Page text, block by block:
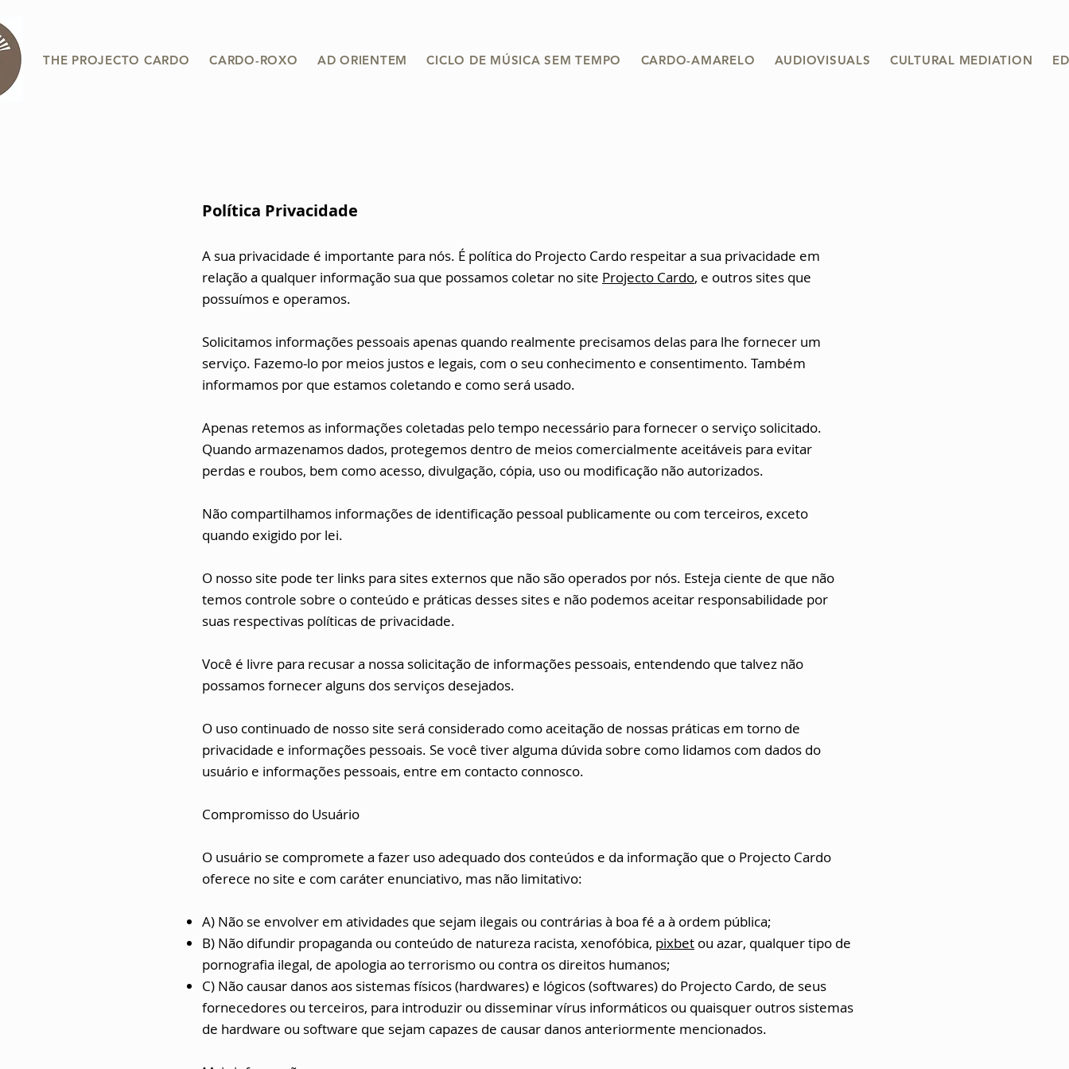
THE PROJECTO CARDO CARDO-ROXO AD ORIENTEM CICLO DE MÚSICA SEM TEMPO CARDO-AMARELO AUDIOVISUALS CULTURAL MEDIATION
Política Privacidade
A sua privacidade é importante para nós. É política do Projecto Cardo respeitar a sua privacidade em
relação a qualquer informação sua que possamos coletar no site Projecto Cardo, e outros sites que
possuímos e operamos.
Solicitamos informações pessoais apenas quando realmente precisamos delas para lhe fornecer um
serviço. Fazemo-lo por meios justos e legais, com o seu conhecimento e consentimento. Também
informamos por que estamos coletando e como será usado.
Apenas retemos as informações coletadas pelo tempo necessário para fornecer o serviço solicitado.
Quando armazenamos dados, protegemos dentro de meios comercialmente aceitáveis ​​para evitar
perdas e roubos, bem como acesso, divulgação, cópia, uso ou modificação não autorizados.
Não compartilhamos informações de identificação pessoal publicamente ou com terceiros, exceto
quando exigido por lei.
O nosso site pode ter links para sites externos que não são operados por nós. Esteja ciente de que não
temos controle sobre o conteúdo e práticas desses sites e não podemos aceitar responsabilidade por
suas respectivas políticas de privacidade.
Você é livre para recusar a nossa solicitação de informações pessoais, entendendo que talvez não
possamos fornecer alguns dos serviços desejados.
O uso continuado de nosso site será considerado como aceitação de nossas práticas em torno de
privacidade e informações pessoais. Se você tiver alguma dúvida sobre como lidamos com dados do
usuário e informações pessoais, entre em contacto connosco.
Compromisso do Usuário
O usuário se compromete a fazer uso adequado dos conteúdos e da informação que o Projecto Cardo
oferece no site e com caráter enunciativo, mas não limitativo:
A) Não se envolver em atividades que sejam ilegais ou contrárias à boa fé a à ordem pública;
B) Não difundir propaganda ou conteúdo de natureza racista, xenofóbica, pixbet ou azar, qualquer tipo de
pornografia ilegal, de apologia ao terrorismo ou contra os direitos humanos;
C) Não causar danos aos sistemas físicos (hardwares) e lógicos (softwares) do Projecto Cardo, de seus
fornecedores ou terceiros, para introduzir ou disseminar vírus informáticos ou quaisquer outros sistemas
de hardware ou software que sejam capazes de causar danos anteriormente mencionados.